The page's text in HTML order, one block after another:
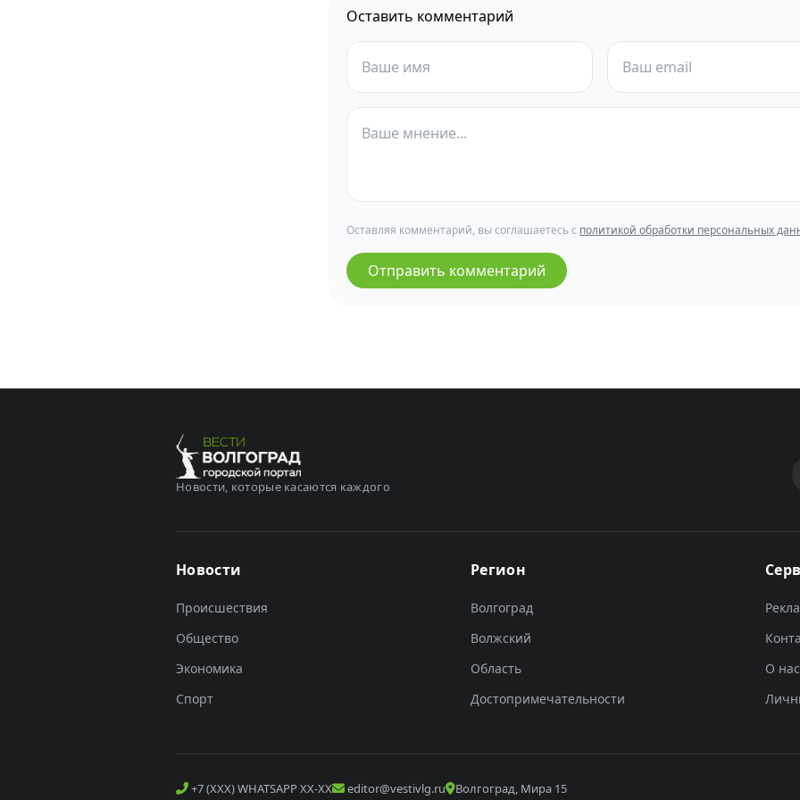
Оставить комментарий
Оставляя комментарий, вы соглашаетесь с политикой обработки персональных
Отправить комментарий
Новости, которые касаются каждого
Новости
Происшествия
Общество
Экономика
Спорт
Регион
Волгоград
Волжский
Область
Достопримечательности
О нас
+7 (XXX) WHATSAPP XX-XX editor@vestivlg.ru Волгоград, Мира 15